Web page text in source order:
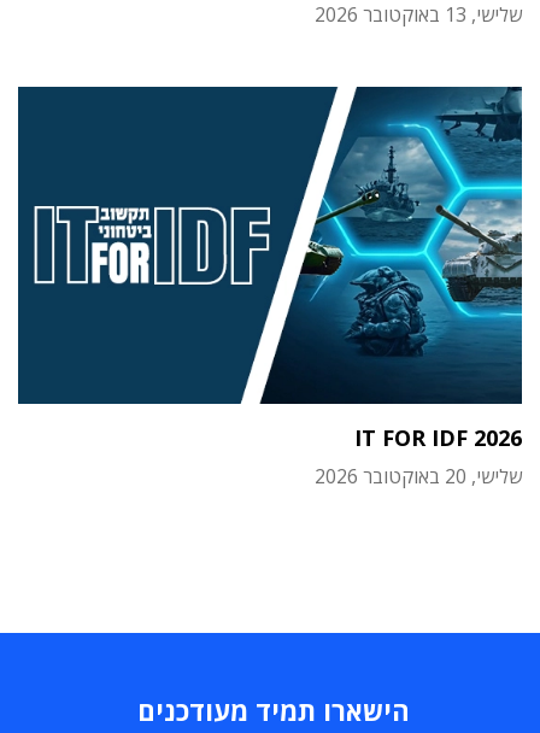
שלישי, 13 באוקטובר 2026
IT FOR IDF 2026
שלישי, 20 באוקטובר 2026
הישארו תמיד מעודכנים